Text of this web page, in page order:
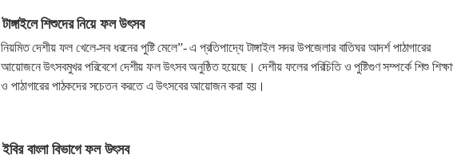
টাঙ্গাইলে শিশুদের নিয়ে ফল উৎসব
নিয়মিত দেশীয় ফল খেলে-সব ধরনের পুষ্টি মেলে”- এ প্রতিপাদ্যে টাঙ্গাইল সদর উপজেলার বাতিঘর আদর্শ পাঠাগারের
আয়োজনে উৎসবমুখর পরিবেশে দেশীয় ফল উৎসব অনুষ্ঠিত হয়েছে। দেশীয় ফলের পরিচিতি ও পুষ্টিগুণ সম্পর্কে শিশু
ও পাঠাগারের পাঠকদের সচেতন করতে এ উৎসবের আয়োজন করা হয়।
ইবির বাংলা বিভাগে ফল উৎসব